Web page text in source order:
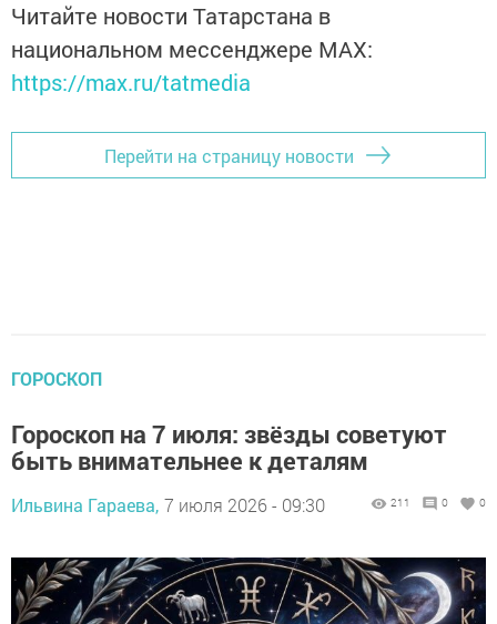
Читайте новости Татарстана в
национальном мессенджере MАХ:
https://max.ru/tatmedia
Перейти на страницу новости
ГОРОСКОП
Гороскоп на 7 июля: звёзды советуют
быть внимательнее к деталям
Ильвина Гараева, 7 июля 2026 - 09:30 211 0 0